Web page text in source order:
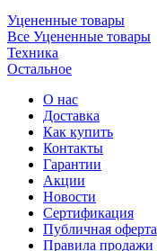
Уцененные товары
Все Уцененные товары
Техника
Остальное
О нас
Доставка
Как купить
Контакты
Гарантии
Акции
Новости
Cертификация
Публичная оферта
Правила продажи